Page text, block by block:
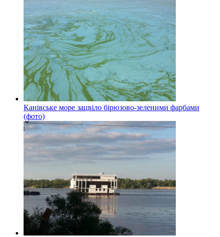
Канівське море зацвіло бірюзово-зеленими фарбами
(фото)